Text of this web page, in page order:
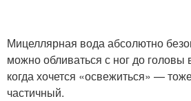
Мицеллярная вода абсолютно
можно обливаться с ног до
когда хочется «освежиться» —
частичный.